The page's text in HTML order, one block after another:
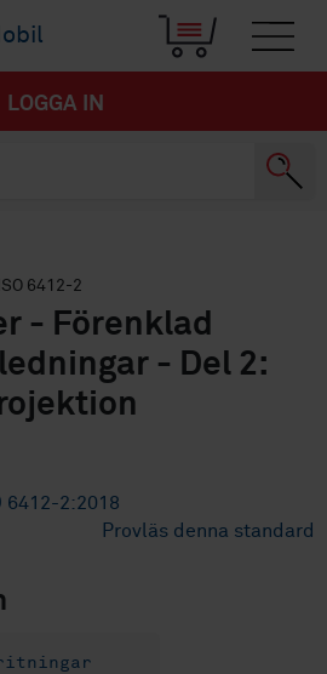
LOGGA IN
6412-2
- Förenklad
- Del 2:
6412-2:2018
Provläs denna standard